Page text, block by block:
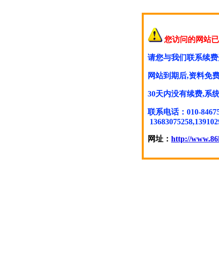
您访问的网站
请您与我们联系续
网站到期后,资料免
30天内没有续费,系
联系电话：010-
网址： http://